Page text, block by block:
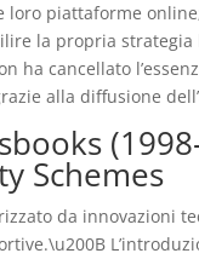
piattaforme
la propria
ha cancellato
alla diffusione
Schemes
da innovazioni